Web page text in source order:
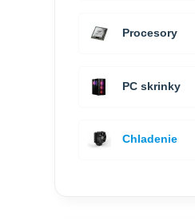
Procesory
PC skrinky
Chladenie